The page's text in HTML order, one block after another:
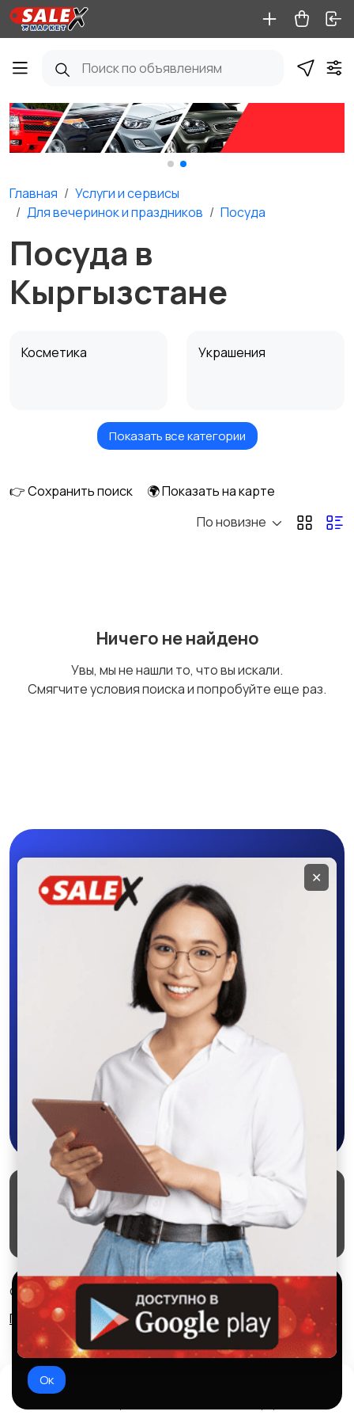
Главная
Услуги и сервисы
Для вечеринок и праздников
Посуда
Посуда в
Кыргызстане
Косметика Украшения
Куклы и игрушки
Оформление
Показать все категории
👉 Сохранить поиск
🌍 Показать на карте
По новизне
Ничего не найдено
Увы, мы не нашли то, что вы искали.
Смягчите условия поиска и попробуйте еще раз.
Мобильное
приложение
Скачайте приложение в Google Play –
крутите колесо фортуны, выигрывайте
бонусы, удобно ищите и размещайте
объявления - все это в нашем мобильном
приложении SALEX!
Скачать в Google Play
Маркеты Блог
О проекте
Служба поддержки
Удаление аккаунта
Партнерка
© 2026 SALEX МАРКЕТ
Правила сервиса
Конфиденциальность
Используем куки и рекомендательные
технологии
Это чтобы сайт работал лучше. Оставаясь с нами, вы
соглашаетесь на использование файлов куки.
Ок
✕